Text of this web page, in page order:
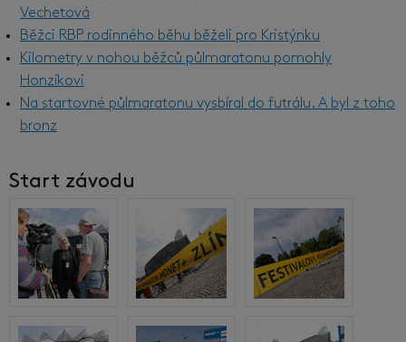
Vechetová
Běžci RBP rodinného běhu běželi pro Kristýnku
Kilometry v nohou běžců půlmaratonu pomohly
Honzíkovi
Na startovné půlmaratonu vysbíral do futrálu. A byl z toho
bronz
Start závodu